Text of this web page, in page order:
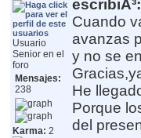
Usuario
Senior en el
foro
Mensajes:
238
Karma: 2
escribiÃ³:
Cuando
avanzas
y no se
He
Porque
del